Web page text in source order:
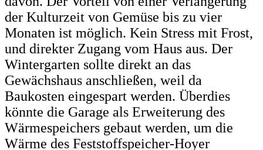
der Kulturzeit von Gemüse bis zu vier
Monaten ist möglich. Kein Stress mit Frost,
und direkter Zugang vom Haus aus. Der
Wintergarten sollte direkt an das
Gewächshaus anschließen, weil da
Baukosten eingespart werden. Überdies
könnte die Garage als Erweiterung des
Wärmespeichers gebaut werden, um die
Wärme des Feststoffspeicher-Hoyer